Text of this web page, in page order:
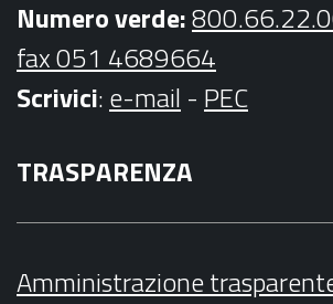
Numero verde:
fax 051 4689664
Scrivici:e-mail - PEC
TRASPARENZA
Amministrazione